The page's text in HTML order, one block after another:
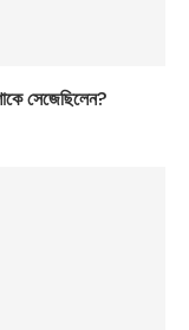
সেজেছিলেন?